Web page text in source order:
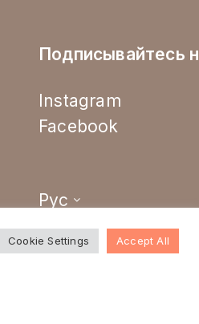
Подписывайтесь
Instagram
Facebook
Рус
Cookie Settings Accept All